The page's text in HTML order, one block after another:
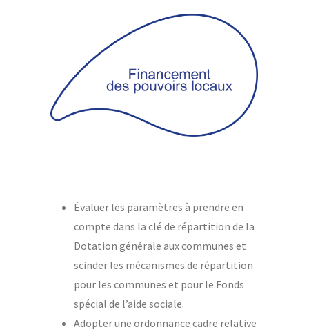
Évaluer les paramètres à prendre en
compte dans la clé de répartition de la
Dotation générale aux communes et
scinder les mécanismes de répartition
pour les communes et pour le Fonds
spécial de l’aide sociale.
Adopter une ordonnance cadre relative